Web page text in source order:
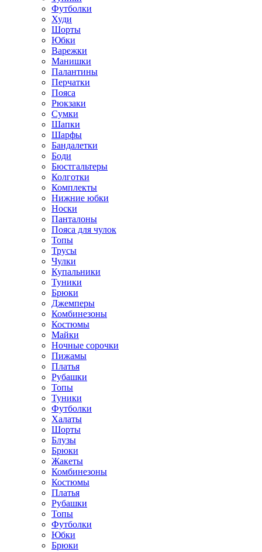
Футболки
Худи
Шорты
Юбки
Варежки
Манишки
Палантины
Перчатки
Пояса
Рюкзаки
Сумки
Шапки
Шарфы
Бандалетки
Боди
Бюстгальтеры
Колготки
Комплекты
Нижние юбки
Носки
Панталоны
Поясa для чулок
Топы
Трусы
Чулки
Купальники
Туники
Брюки
Джемперы
Комбинезоны
Костюмы
Майки
Ночные сорочки
Пижамы
Платья
Рубашки
Топы
Туники
Футболки
Халаты
Шорты
Блузы
Брюки
Жакеты
Комбинезоны
Костюмы
Платья
Рубашки
Топы
Футболки
Юбки
Брюки